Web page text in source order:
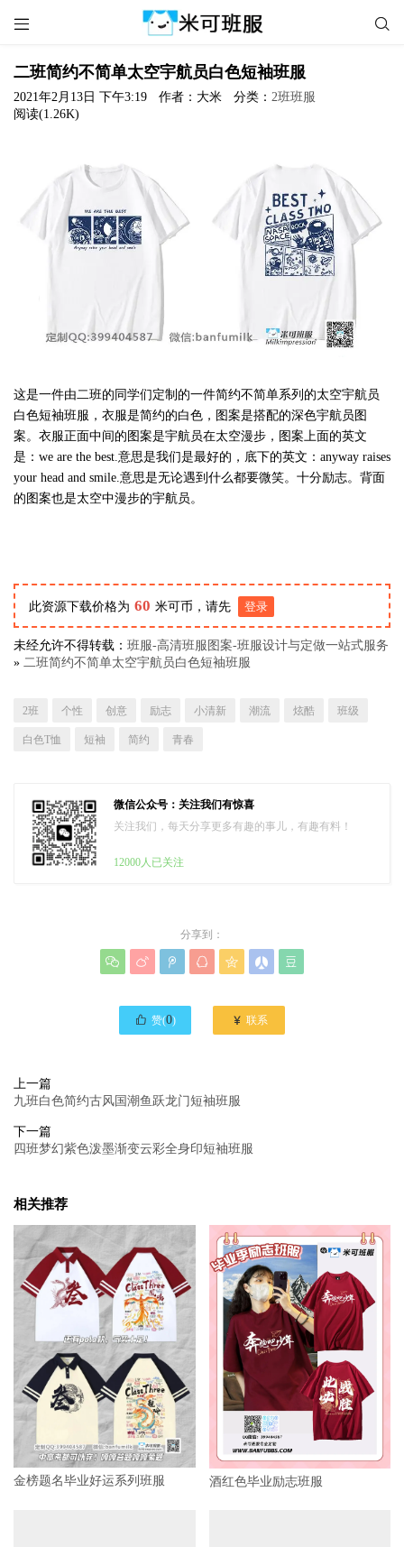
 
二班简约不简单太空宇航员白色短袖班服
2021年2月13日 下午3:19 作者：大米 分类： 2班班服
阅读(1.26K)
这是一件由二班的同学们定制的一件简约不简单系列的太空宇航员
白色短袖班服，衣服是简约的白色，图案是搭配的深色宇航员图
案。衣服正面中间的图案是宇航员在太空漫步，图案上面的英文
是：we are the best.意思是我们是最好的，底下的英文：anyway raises
your head and smile.意思是无论遇到什么都要微笑。十分励志。背面
的图案也是太空中漫步的宇航员。
此资源下载价格为 60 米可币，请先 登录
未经允许不得转载： 班服-高清班服图案-班服设计与定做一站式服务
» 二班简约不简单太空宇航员白色短袖班服
2班 个性 创意 励志 小清新 潮流 炫酷 班级
白色T恤 短袖 简约 青春
微信公众号：关注我们有惊喜
关注我们，每天分享更多有趣的事儿，有趣有料！
12000人已关注
分享到：
      
 赞(0)  联系
上一篇
九班白色简约古风国潮鱼跃龙门短袖班服
下一篇
四班梦幻紫色泼墨渐变云彩全身印短袖班服
相关推荐
金榜题名毕业好运系列班服 酒红色毕业励志班服